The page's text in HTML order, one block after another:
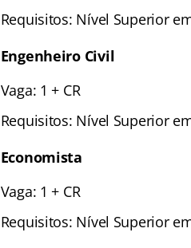
Requisitos: Nível Superior
Engenheiro Civil
Vaga: 1 + CR
Requisitos: Nível Superior
Economista
Vaga: 1 + CR
Requisitos: Nível Superior